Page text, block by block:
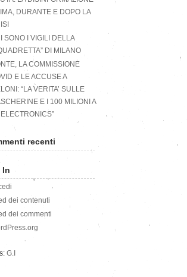
DURANTE E DOPO LA
SONO I VIGILI DELLA
DI MILANO
LA COMMISSIONE
E LE ACCUSE A
“LA VERITA’ SULLE
E I 100 MILIONI A
recenti
In
dei contenuti
dei commenti
G.I